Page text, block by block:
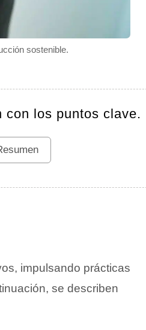
sostenible.
los puntos clave.
impulsando prácticas
se describen